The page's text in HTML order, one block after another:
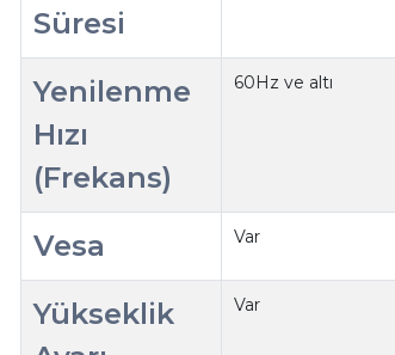
Süresi
Yenilenme
Hızı
(Frekans)
60Hz ve altı
Vesa Var
Yükseklik
Var